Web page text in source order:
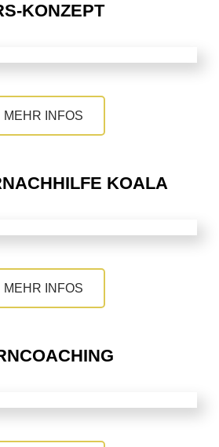
KONZEPT
MEHR INFOS
KOALA
MEHR INFOS